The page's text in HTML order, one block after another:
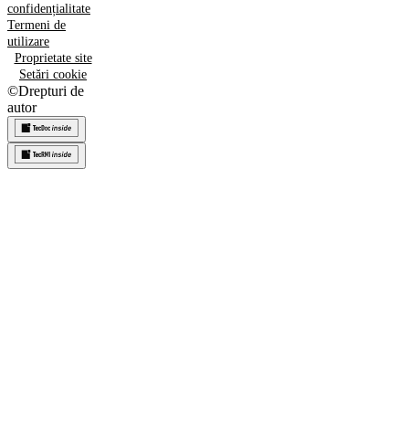
confidențialitate
Termeni de
utilizare
Proprietate site
Setări cookie
©Drepturi de
autor